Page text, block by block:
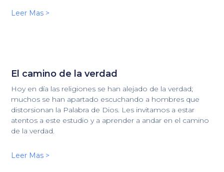
Leer Mas >
El camino de la verdad
Hoy en día las religiones se han alejado de la verdad;
muchos se han apartado escuchando a hombres que
distorsionan la Palabra de Dios. Les invitamos a estar
atentos a este estudio y a aprender a andar en el camino
de la verdad.
Leer Mas >